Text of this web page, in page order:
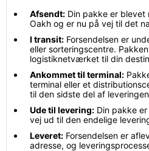
Afsendt: Din pakke er
Oakh og er nu på vej til det
I transit: Forsendelsen er
eller sorteringscentre.
logistiknetværket til din
Ankommet til terminal:
terminal eller et
til den sidste del af
Ude til levering: Din pakke
vej ud til den endelige
Leveret: Forsendelsen er
adresse, og